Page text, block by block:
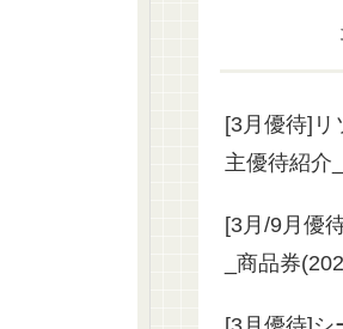
[3月優待]リ
主優待紹介
[3月/9月優
_商品券